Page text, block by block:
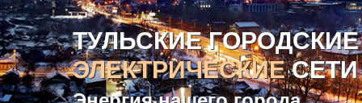
ТУЛЬСКИЕ ГОРОДСКИЕ
ЭЛЕКТРИЧЕСКИЕСЕТИ